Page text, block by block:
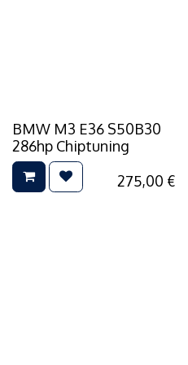
BMW M3 E36 S50B30
286hp Chiptuning
275,00 €